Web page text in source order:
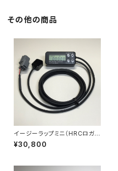
その他の商品
イージーラップミニ（HRCロガー
モデル）
¥30,800